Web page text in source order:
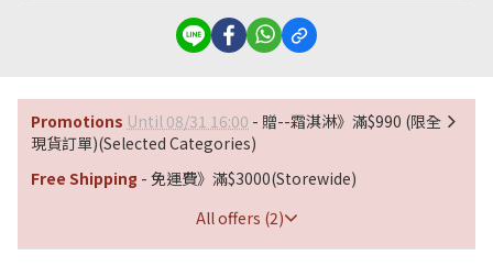
Promotions Until 08/31 16:00 - 贈--霜淇淋》滿$990 (限全
現貨訂單)(Selected Categories)
Free Shipping - 免運費》滿$3000(Storewide)
All offers (2)